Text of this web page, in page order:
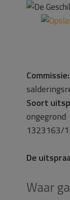
Commissie:
Soort
ongegrond
1323163/
De
Waar